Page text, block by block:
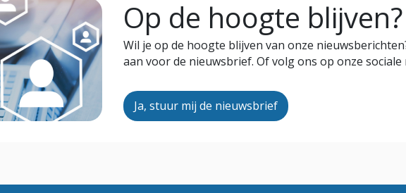
Op de hoogte blijven?
Wil je op de hoogte blijven van onze
aan voor de nieuwsbrief. Of volg ons op onze sociale
Ja, stuur mij de nieuwsbrief